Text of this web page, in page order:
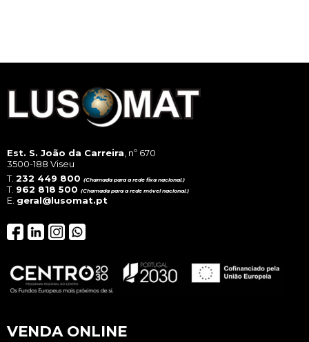
Est. S. João da Carreira , nº 670
3500-188 Viseu
T. 232 449 800 (Chamada para a rede fixa nacional.)
T. 962 818 500 (Chamada para a rede móvel nacional.)
E. geral@lusomat.pt
VENDA ONLINE